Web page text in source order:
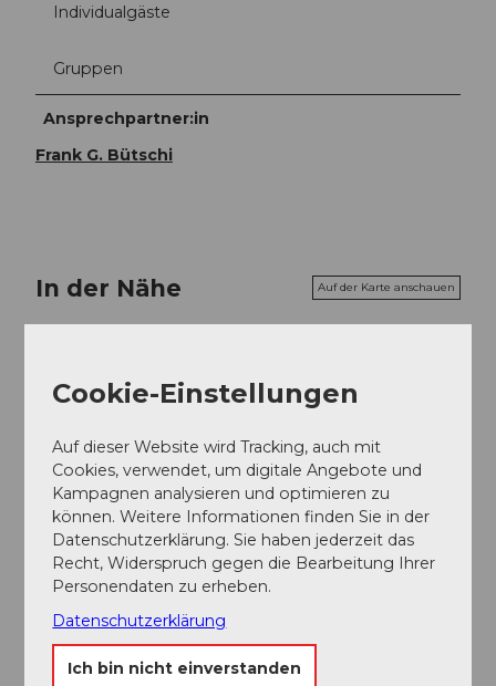
Individualgäste
Gruppen
Ansprechpartner:in
Frank G. Bütschi
In der Nähe Auf der Karte anschauen
Touren
Kontaktdaten
Tennisclub Beckenried
Allmendstrasse 22
6375Beckenried
Cookie-Einstellungen
Auf dieser Website wird Tracking, auch mit
Cookies, verwendet, um digitale Angebote und
Kampagnen analysieren und optimieren zu
können. Weitere Informationen finden Sie in der
Datenschutzerklärung. Sie haben jederzeit das
Recht, Widerspruch gegen die Bearbeitung Ihrer
Personendaten zu erheben.
Datenschutzerklärung
Ich bin nicht einverstanden